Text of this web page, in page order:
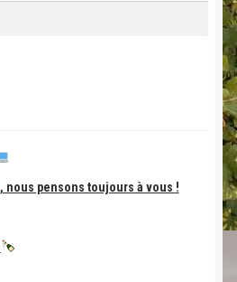
, nous pensons toujours à vous !